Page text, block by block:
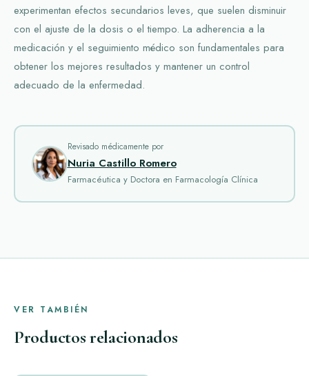
experimentan efectos secundarios leves, que suelen disminuir
con el ajuste de la dosis o el tiempo. La adherencia a la
medicación y el seguimiento médico son fundamentales para
obtener los mejores resultados y mantener un control
adecuado de la enfermedad.
Revisado médicamente por
Nuria Castillo Romero
Farmacéutica y Doctora en Farmacología Clínica
VER TAMBIÉN
Productos relacionados